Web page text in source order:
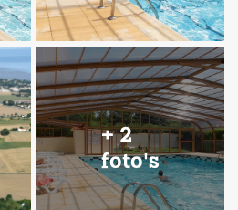
+ 2
foto's